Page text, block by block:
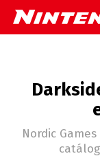
Nordic